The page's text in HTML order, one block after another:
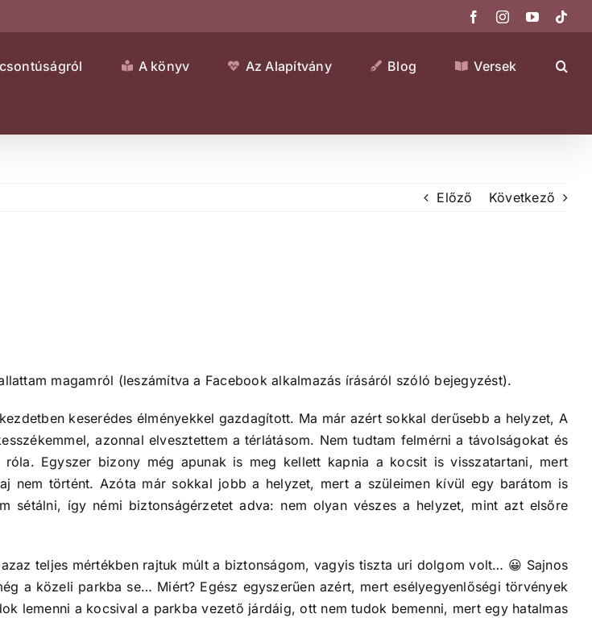
FacebookInstagram
YouTube
A könyv Az Alapítvány Blog Versek
Előző Következő
magamról (leszámítva a Facebook alkalmazás írásáról szóló bejegyzést).
keserédes élményekkel gazdagított. Ma már azért sokkal derűsebb a helyzet, A
azonnal elvesztettem a térlátásom. Nem tudtam felmérni a távolságokat és
Egyszer bizony még apunak is meg kellett kapnia a kocsit is visszatartani, mert
nem történt. Azóta már sokkal jobb a helyzet, mert a szüleimen kívül egy barátom is
sétálni, így némi biztonságérzetet adva: nem olyan vészes a helyzet, mint azt elsőre
teljes mértékben rajtuk múlt a biztonságom, vagyis tiszta uri dolgom volt… 😀 Sajnos
a közeli parkba se… Miért? Egész egyszerűen azért, mert esélyegyenlőségi törvények
lemenni a kocsival a parkba vezető járdáig, ott nem tudok bemenni, mert egy hatalmas